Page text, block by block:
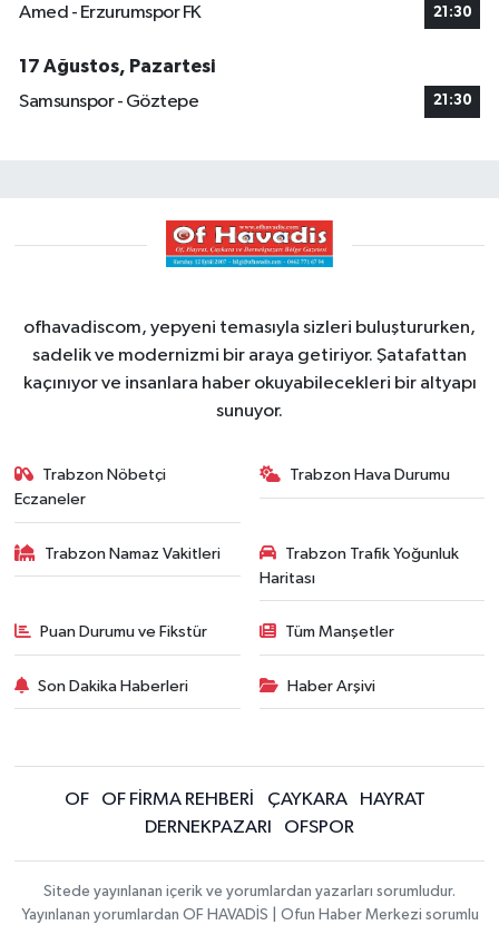
Amed - Erzurumspor FK 21:30
17 Ağustos, Pazartesi
Samsunspor - Göztepe
21:30
ofhavadiscom, yepyeni temasıyla sizleri buluştururken,
sadelik ve modernizmi bir araya getiriyor. Şatafattan
kaçınıyor ve insanlara haber okuyabilecekleri bir altyapı
sunuyor.
Trabzon Nöbetçi
Eczaneler
Trabzon Hava Durumu
Trabzon Namaz Vakitleri
Trabzon Trafik Yoğunluk
Haritası
Puan Durumu ve Fikstür Tüm Manşetler
Son Dakika Haberleri Haber Arşivi
OF OF FİRMA REHBERİ ÇAYKARA
HAYRAT
DERNEKPAZARI
OFSPOR
Sitede yayınlanan içerik ve yorumlardan yazarları sorumludur.
Yayınlanan yorumlardan OF HAVADİS | Ofun Haber Merkezi sorumlu